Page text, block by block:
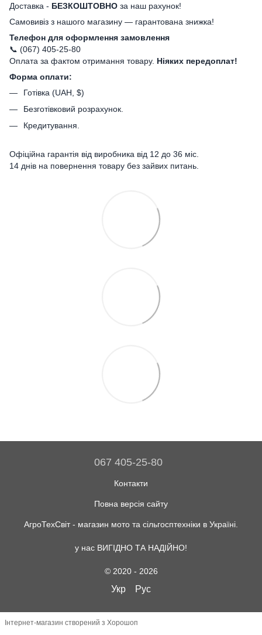
Доставка - БЕЗКОШТОВНО за наш рахунок!
Самовивіз з нашого магазину — гарантована знижка!
Телефон для оформлення замовлення
📞 (067) 405-25-80
Оплата за фактом отримання товару. Ніяких передоплат!
Форма оплати:
Готівка (UAH, $)
Безготівковий розрахунок.
Кредитування.
Офіційна гарантія від виробника від 12 до 36 міс.
14 днів на повернення товару без зайвих питань.
067 405-25-80
Контакти
Повна версія сайту
АгроТехСвіт - магазин мото та сільгосптехніки в Україні.
у нас ВИГІДНО ТА НАДІЙНО!
© 2020 - 2026
Укр Рус
Інтернет-магазин створений з Хорошоп